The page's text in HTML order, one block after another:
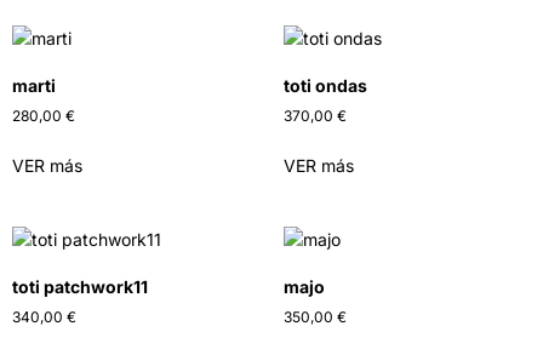
marti
280,00 €
VER más
toti ondas
370,00 €
VER más
toti patchwork11
340,00 €
majo
350,00 €